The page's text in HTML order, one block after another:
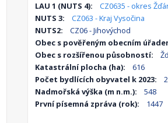
LAU 1 (NUTS 4):
CZ0635 - okres
NUTS 3:
CZ063 - Kraj Vysočina
NUTS2:
CZ06 - Jihovýchod
Obec s pověřeným obecním
Obec s rozšířenou působností:
Katastrální plocha (ha):
616
Počet bydlících obyvatel k 2023:
Nadmořská výška (m n.m.):
548
První písemná zpráva (rok):
1447